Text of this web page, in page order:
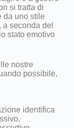
si tratta di
da uno stile
seconda del
stato emotivo
nostre
possibile,
identifica